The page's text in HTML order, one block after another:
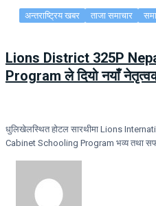
अन्तराष्ट्रिय खबर ताजा समाचार
Lions District 325P
Program ले दियो नयाँ
धुलिखेलस्थित होटल सारथीमा Lions
Cabinet Schooling Program भव्य तथा